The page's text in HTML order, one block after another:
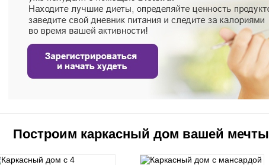
Построим каркасный дом вашей мечты